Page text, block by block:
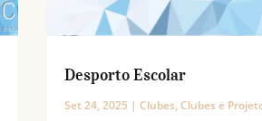
Desporto Escolar
Set 24, 2025 | Clubes,Clubes e